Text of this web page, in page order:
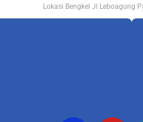
Lokasi Bengkel Jl Leboagung